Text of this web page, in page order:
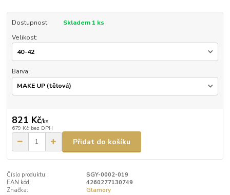
Dostupnost
Skladem 1 ks
Velikost:
Barva:
821 Kč/ks
679 Kč bez DPH
Přidat do košíku
Číslo produktu:
SGY-0002-019
EAN kód:
4260277130749
Značka:
Glamory